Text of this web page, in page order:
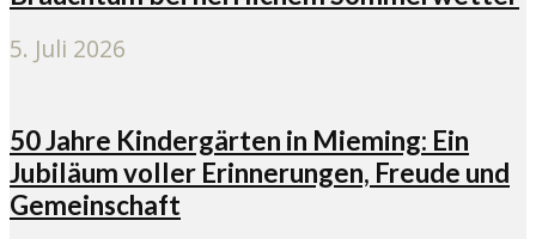
5. Juli 2026
50 Jahre Kindergärten in Mieming: Ein
Jubiläum voller Erinnerungen, Freude und
Gemeinschaft